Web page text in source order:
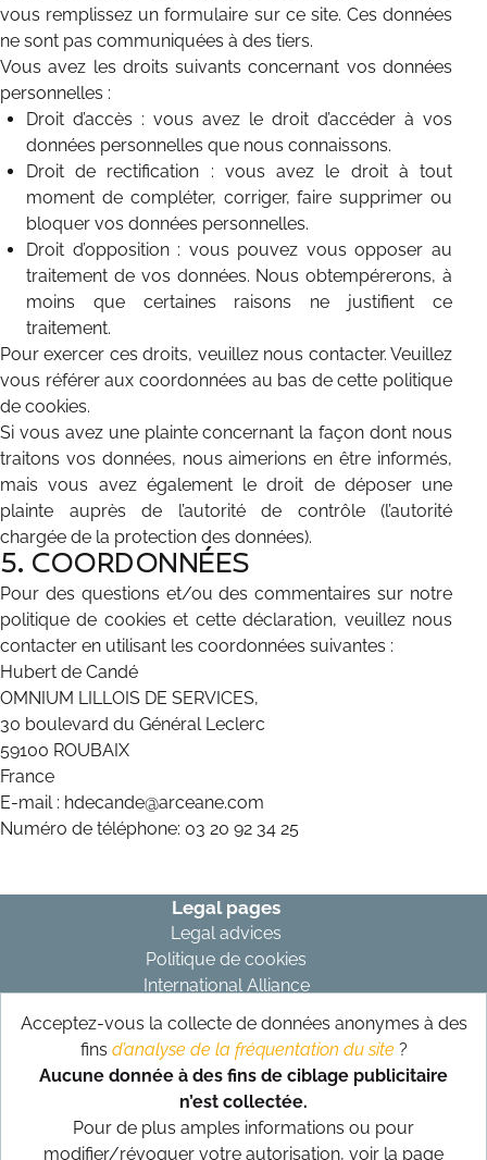
vous remplissez un formulaire sur ce site. Ces données
ne sont pas communiquées à des tiers.
Vous avez les droits suivants concernant vos données
personnelles :
Droit d’accès : vous avez le droit d’accéder à vos
données personnelles que nous connaissons.
Droit de rectification : vous avez le droit à tout
moment de compléter, corriger, faire supprimer ou
bloquer vos données personnelles.
Droit d’opposition : vous pouvez vous opposer au
traitement de vos données. Nous obtempérerons, à
moins que certaines raisons ne justifient ce
traitement.
Pour exercer ces droits, veuillez nous contacter. Veuillez
vous référer aux coordonnées au bas de cette politique
de cookies.
Si vous avez une plainte concernant la façon dont nous
traitons vos données, nous aimerions en être informés,
mais vous avez également le droit de déposer une
plainte auprès de l’autorité de contrôle (l’autorité
chargée de la protection des données).
5. COORDONNÉES
Pour des questions et/ou des commentaires sur notre
politique de cookies et cette déclaration, veuillez nous
contacter en utilisant les coordonnées suivantes :
Hubert de Candé
OMNIUM LILLOIS DE SERVICES,
30 boulevard du Général Leclerc
59100 ROUBAIX
France
E-mail : hdecande@arceane.com
Numéro de téléphone: 03 20 92 34 25
Legal pages
Legal advices
Politique de cookies
International Alliance
Subscribe to our newsletter
Subscribe
Follow us on our networks
Acceptez-vous la collecte de données anonymes à des
fins d’analyse de la fréquentation du site ?
Aucune donnée à des fins de ciblage publicitaire
n’est collectée.
Pour de plus amples informations ou pour
modifier/révoquer votre autorisation, voir la page